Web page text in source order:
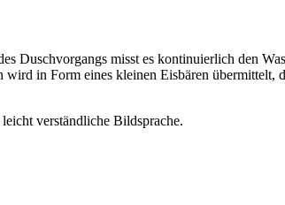
Duschvorgangs misst es kontinuierlich den
in Form eines kleinen Eisbären übermittelt,
verständliche Bildsprache.